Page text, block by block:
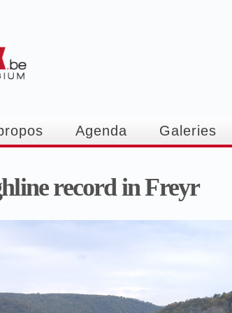
Agenda Galeries
record in Freyr